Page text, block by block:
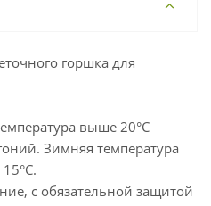
горшка для
выше 20°С
Зимняя температура
с обязательной защитой